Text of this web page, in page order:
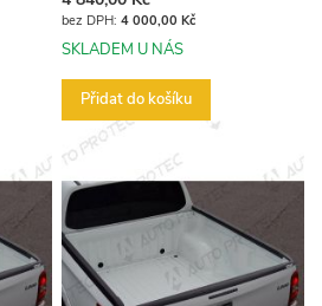
4 000,00 Kč
SKLADEM U NÁS
Přidat do košíku